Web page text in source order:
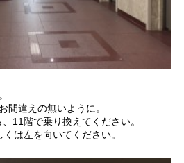
間違えの無いように。
11階で乗り換えてください。
は左を向いてください。